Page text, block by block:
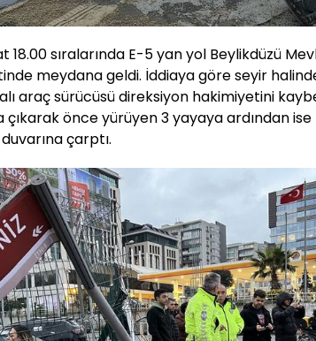
18.00 sıralarında E-5 yan yol Beylikdüzü
meydana geldi. İddiaya göre seyir
araç sürücüsü direksiyon hakimiyetini
çıkarak önce yürüyen 3 yayaya ardından
çarptı.